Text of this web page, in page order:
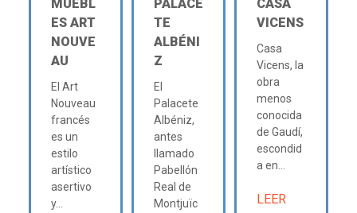
MUEBL
ES ART
NOUVE
AU
El Art
Nouveau
francés
es un
estilo
artístico
asertivo
y...
PALACE
TE
ALBÉNI
Z
El
Palacete
Albéniz,
antes
llamado
Pabellón
Real de
Montjuïc
CASA
VICENS
Casa
Vicens, la
obra
menos
conocida
de Gaudí,
escondid
a en...
LEER